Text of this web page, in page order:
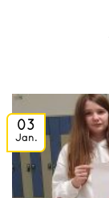
03
Jan.